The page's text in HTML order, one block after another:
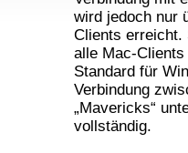
wird jedoch nur
Clients erreicht.
alle Mac-
Standard für
Verbindung
„Mavericks“
vollständig.